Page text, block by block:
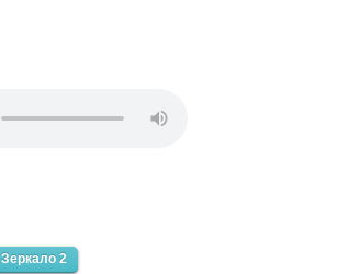
Зеркало 2